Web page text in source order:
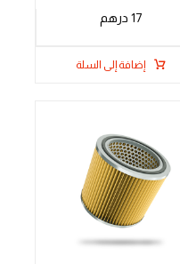
17 درهم
إضافة إلى السلة